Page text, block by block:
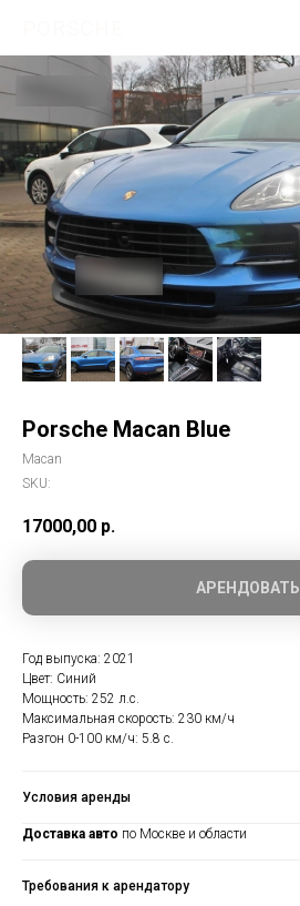
Porsche Macan Blue
Macan
SKU:
17000,00 р.
АРЕНДОВАТЬ
Год выпуска: 2021
Цвет: Синий
Мощность: 252 л.с.
Максимальная скорость: 230 км/ч
Разгон 0-100 км/ч: 5.8 с.
Условия аренды
Доставка авто по Москве и области
Требования к арендатору